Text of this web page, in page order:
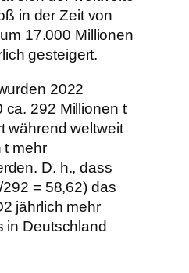
in der Zeit von
17.000 Millionen
gesteigert.
2022
ca. 292 Millionen t
während weltweit
t mehr
D. h., dass
= 58,62) das
jährlich mehr
in Deutschland